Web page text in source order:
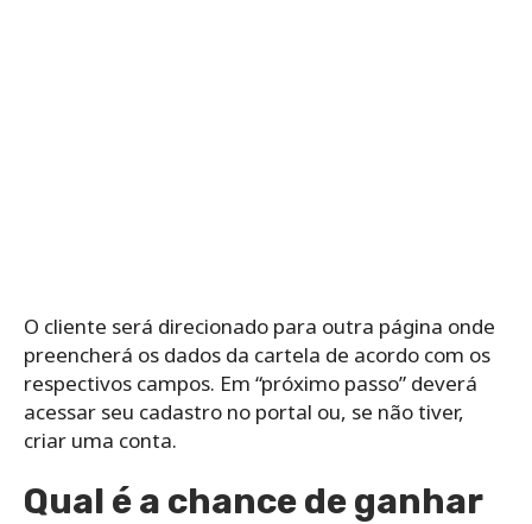
O cliente será direcionado para outra página onde
preencherá os dados da cartela de acordo com os
respectivos campos. Em “próximo passo” deverá
acessar seu cadastro no portal ou, se não tiver,
criar uma conta.
Qual é a chance de ganhar